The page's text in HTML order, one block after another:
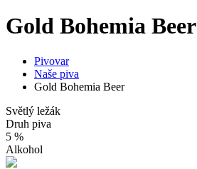
Gold Bohemia Beer
Pivovar
Naše piva
Gold Bohemia Beer
Světlý ležák
Druh piva
5 %
Alkohol